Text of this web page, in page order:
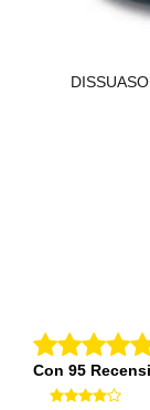
Con 95